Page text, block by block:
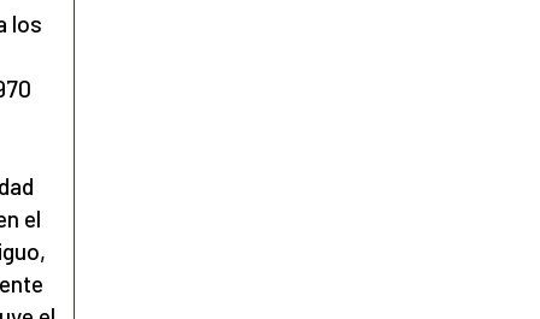
los
el